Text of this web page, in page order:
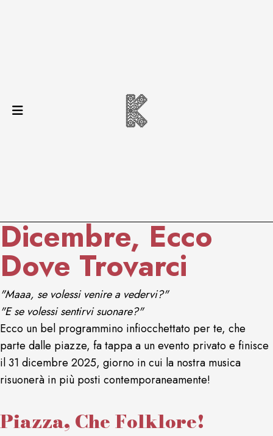
Dicembre, Ecco
Dove Trovarci
"Maaa, se volessi venire a vedervi?"
"E se volessi sentirvi suonare?"
Ecco un bel programmino infiocchettato per te, che
parte dalle piazze, fa tappa a un evento privato e finisce
il 31 dicembre 2025, giorno in cui la nostra musica
risuonerà in più posti contemporaneamente!
Piazza, Che Folklore!